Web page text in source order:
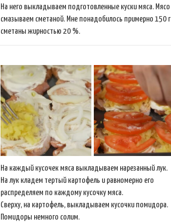
На него выкладываем подготовленные куски мяса. Мясо
смазываем сметаной. Мне понадобилось примерно 150 г
сметаны жирностью 20 %.
На каждый кусочек мяса выкладываем нарезанный лук.
На лук кладем тертый картофель и равномерно его
распределяем по каждому кусочку мяса.
Сверху, на картофель, выкладываем кусочки помидора.
Помидоры немного солим.